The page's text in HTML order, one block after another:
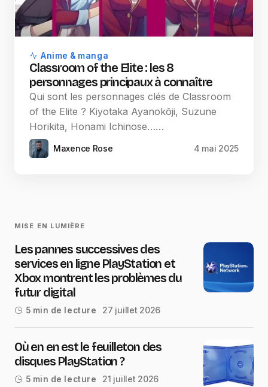
Anime & manga
Classroom of the Elite : les 8
personnages principaux à connaître
Qui sont les personnages clés de Classroom
of the Elite ? Kiyotaka Ayanokōji, Suzune
Horikita, Honami Ichinose……
Maxence Rose 4 mai 2025
MISE EN LUMIÈRE
Les pannes successives des
services en ligne PlayStation et
Xbox montrent les problèmes du
futur digital
5 min de lecture 27 juillet 2026
Où en en est le feuilleton des
disques PlayStation ?
5 min de lecture 21 juillet 2026